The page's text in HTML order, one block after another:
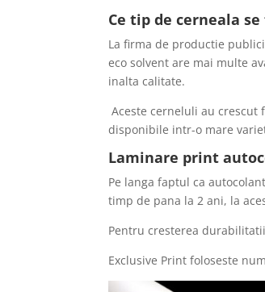
Ce tip de cerneala
La firma de productie
eco solvent are mai multe
inalta calitate.
Aceste cerneluli au
disponibile intr-o mare
Laminare print
Pe langa faptul ca
timp de pana la 2 ani, la
Pentru cresterea
Exclusive Print foloseste